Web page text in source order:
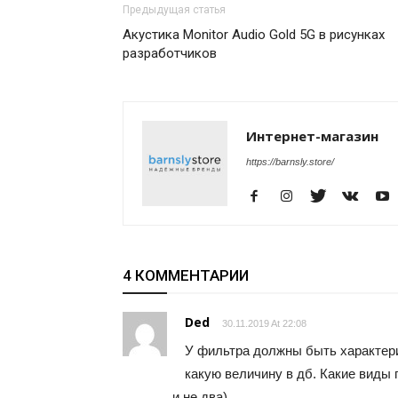
Предыдущая статья
Акустика Monitor Audio Gold 5G в рисунках
разработчиков
Интернет-магазин
https://barnsly.store/
4 КОММЕНТАРИИ
Ded 30.11.2019 At 22:08
У фильтра должны быть
какую величину в дб. Какие виды